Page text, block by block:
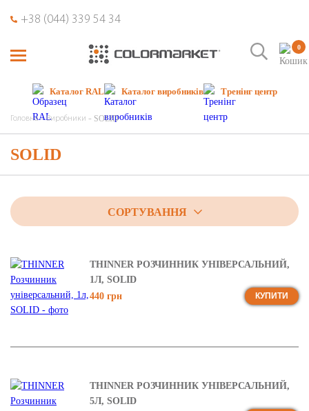
+38 (044) 339 54 34
0
Каталог RAL Каталог виробників Тренінг центр
Головна Виробники SOLID
SOLID
СОРТУВАННЯ
THINNER РОЗЧИННИК УНІВЕРСАЛЬНИЙ,
1Л, SOLID
440 грн
КУПИТИ
THINNER РОЗЧИННИК УНІВЕРСАЛЬНИЙ,
5Л, SOLID